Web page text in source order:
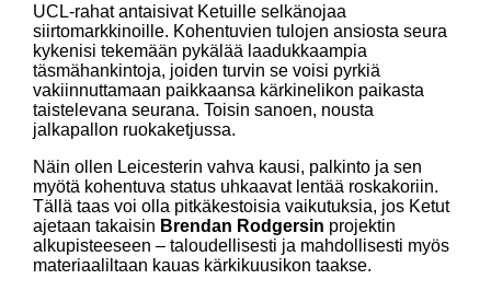
UCL-rahat antaisivat Ketuille selkänojaa
siirtomarkkinoille. Kohentuvien tulojen ansiosta seura
kykenisi tekemään pykälää laadukkaampia
täsmähankintoja, joiden turvin se voisi pyrkiä
vakiinnuttamaan paikkaansa kärkinelikon paikasta
taistelevana seurana. Toisin sanoen, nousta
jalkapallon ruokaketjussa.
Näin ollen Leicesterin vahva kausi, palkinto ja sen
myötä kohentuva status uhkaavat lentää roskakoriin.
Tällä taas voi olla pitkäkestoisia vaikutuksia, jos Ketut
ajetaan takaisin Brendan Rodgersin projektin
alkupisteeseen – taloudellisesti ja mahdollisesti myös
materiaaliltaan kauas kärkikuusikon taakse.